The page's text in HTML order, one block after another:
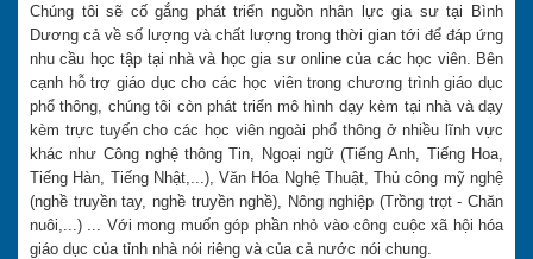
Chúng tôi sẽ cố gắng phát triển nguồn nhân lực gia sư tại Bình
Dương cả về số lượng và chất lượng trong thời gian tới để đáp ứng
nhu cầu học tập tại nhà và học gia sư online của các học viên. Bên
cạnh hỗ trợ giáo dục cho các học viên trong chương trình giáo dục
phổ thông, chúng tôi còn phát triển mô hình dạy kèm tại nhà và dạy
kèm trực tuyến cho các học viên ngoài phổ thông ở nhiều lĩnh vực
khác như Công nghệ thông Tin, Ngoại ngữ (Tiếng Anh, Tiếng Hoa,
Tiếng Hàn, Tiếng Nhật,...), Văn Hóa Nghệ Thuật, Thủ công mỹ nghệ
(nghề truyền tay, nghề truyền nghề), Nông nghiệp (Trồng trọt - Chăn
nuôi,...) ... Với mong muốn góp phần nhỏ vào công cuộc xã hội hóa
giáo dục của tỉnh nhà nói riêng và của cả nước nói chung.